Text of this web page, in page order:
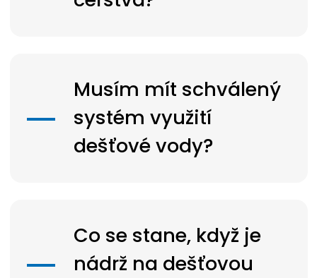
Musím mít schválený
systém využití
dešťové vody?
Co se stane, když je
nádrž na dešťovou